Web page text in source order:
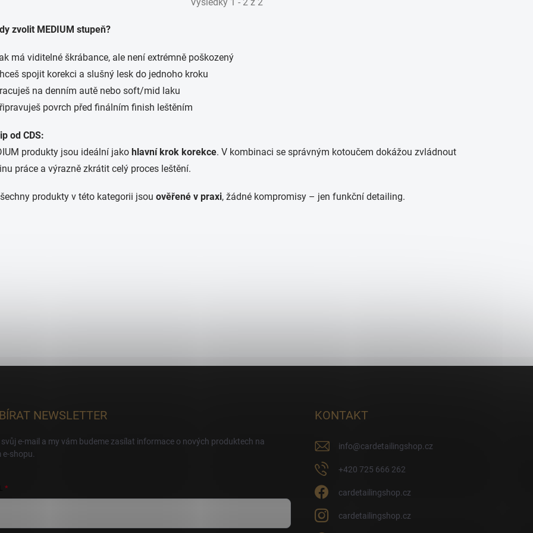
zvolit MEDIUM stupeň?
má viditelné škrábance, ale není extrémně poškozený
spojit korekci a slušný lesk do jednoho kroku
na denním autě nebo soft/mid laku
povrch před finálním finish leštěním
od CDS:
produkty jsou ideální jako hlavní krok korekce. V kombinaci se správným kotoučem dokážou zvládnout
práce a výrazně zkrátit celý proces leštění.
produkty v této kategorii jsou ověřené v praxi, žádné kompromisy – jen funkční detailing.
NEWSLETTER
e-mail a my vám budeme zasílat informace o nových produktech na
e-shopu.
KONTAKT
info@cardetailingshop.cz
+420 725 666 262
cardetailingshop.cz
cardetailingshop.cz